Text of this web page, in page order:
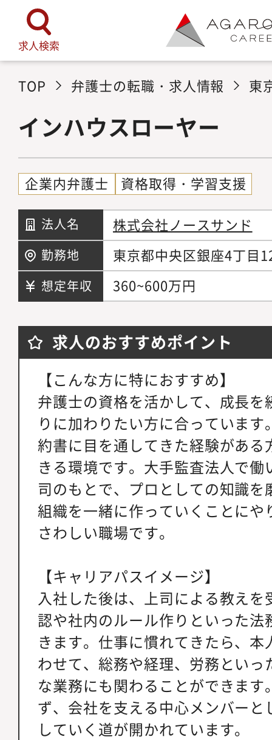
求人検索
TOP 弁護士の転職・求人情報 東
インハウスローヤー
企業内弁護士 資格取得・学習支援
法人名 株式会社ノースサンド
勤務地 東京都中央区銀座4丁目
想定年収 360~600万円
求人のおすすめポイント
【こんな方に特におすすめ】
弁護士の資格を活かして、成長
りに加わりたい方に合っていま
約書に目を通してきた経験があ
きる環境です。大手監査法人で
司のもとで、プロとしての知識
組織を一緒に作っていくことに
さわしい職場です。
【キャリアパスイメージ】
入社した後は、上司による教え
認や社内のルール作りといった
きます。仕事に慣れてきたら、
わせて、総務や経理、労務とい
な業務にも関わることができま
ず、会社を支える中心メンバー
していく道が開かれています。